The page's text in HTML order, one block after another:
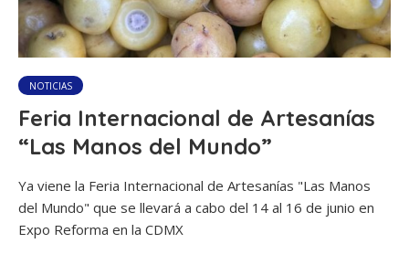
NOTICIAS
Feria Internacional de Artesanías
“Las Manos del Mundo”
Ya viene la Feria Internacional de Artesanías "Las Manos
del Mundo" que se llevará a cabo del 14 al 16 de junio en
Expo Reforma en la CDMX